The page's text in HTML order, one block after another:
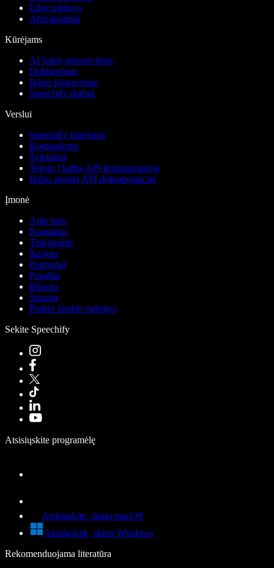
Edge plėtinys
Atsisiuntimai
Kūrėjams
AI balsų generavimas
Dubliavimas
Balso klonavimas
Speechify darbui
Verslui
Speechify kūrėjams
Komandoms
Švietimui
Teksto į kalbą API dokumentacija
Balso agentų API dokumentacija
Įmonė
Apie mus
Kontaktai
Tinklaraštis
Karjera
Partneriai
Pagalba
Būsena
Spauda
Prekės ženklo rinkinys
Sekite Speechify
Atsisiųskite programėlę
Atsisiųskite, skirta macOS
Atsisiųskite, skirta Windows
Rekomenduojama literatūra